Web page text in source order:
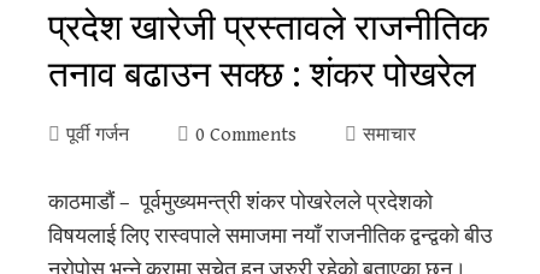
प्रदेश खारेजी प्रस्तावले राजनीतिक
तनाव बढाउन सक्छ : शंकर पोखरेल
पूर्वी गर्जन 0 Comments समाचार
काठमाडौं – पूर्वमुख्यमन्त्री शंकर पोखरेलले प्रदेशको
विषयलाई लिए रास्वपाले समाजमा नयाँ राजनीतिक द्वन्द्वको बीउ